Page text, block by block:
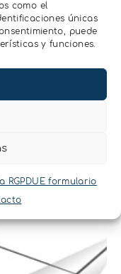
como el
únicas
puede
y funciones.
RGPDUE formulario